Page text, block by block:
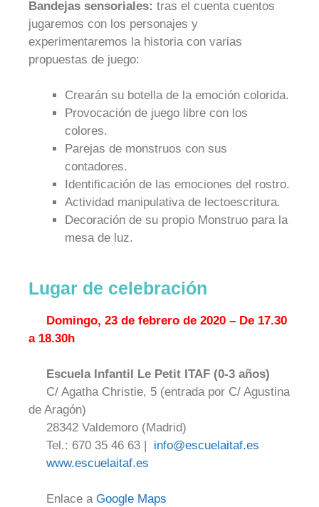
Bandejas sensoriales: tras el cuenta cuentos
jugaremos con los personajes y
experimentaremos la historia con varias
propuestas de juego:
Crearán su botella de la emoción colorida.
Provocación de juego libre con los
colores.
Parejas de monstruos con sus
contadores.
Identificación de las emociones del rostro.
Actividad manipulativa de lectoescritura.
Decoración de su propio Monstruo para la
mesa de luz.
Lugar de celebración
Domingo, 23 de febrero de 2020 – De 17.30
a 18.30h
Escuela Infantil Le Petit ITAF (0-3 años)
C/ Agatha Christie, 5 (entrada por C/ Agustina
de Aragón)
28342 Valdemoro (Madrid)
Tel.: 670 35 46 63 | info@escuelaitaf.es
www.escuelaitaf.es
Enlace a Google Maps